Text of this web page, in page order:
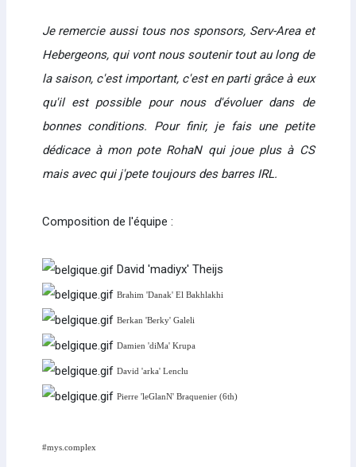
Je remercie aussi tous nos sponsors, Serv-Area et
Hebergeons, qui vont nous soutenir tout au long de
la saison, c'est important, c'est en parti grâce à eux
qu'il est possible pour nous d'évoluer dans de
bonnes conditions. Pour finir, je fais une petite
dédicace à mon pote RohaN qui joue plus à CS
mais avec qui j'pete toujours des barres IRL.
Composition de l'équipe :
David 'madiyx' Theijs
Brahim 'Danak' El Bakhlakhi
Berkan 'Berky' Galeli
Damien 'diMa' Krupa
David 'arka' Lenclu
Pierre 'leGlanN' Braquenier (6th)
#mys.complex